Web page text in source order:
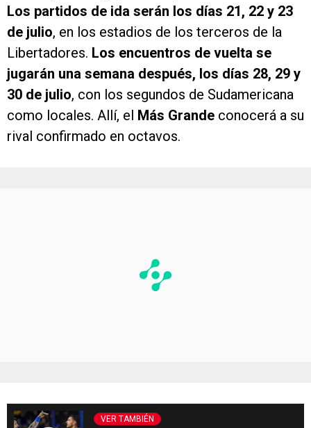
Los partidos de ida serán los días 21, 22 y 23
de julio, en los estadios de los terceros de la
Libertadores. Los encuentros de vuelta se
jugarán una semana después, los días 28, 29 y
30 de julio, con los segundos de Sudamericana
como locales. Allí, el Más Grande conocerá a su
rival confirmado en octavos.
VER TAMBIÉN